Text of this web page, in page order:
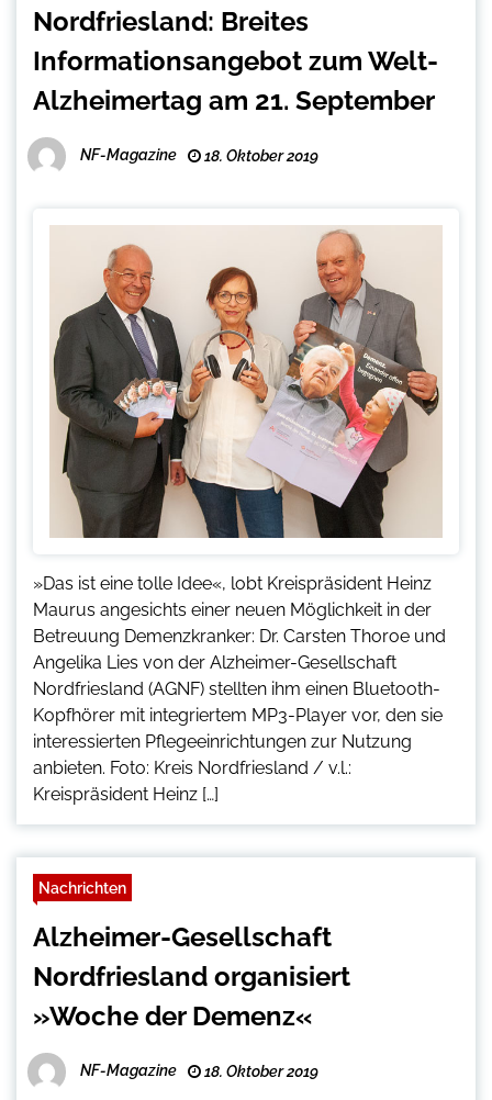
Nordfriesland: Breites
Informationsangebot zum Welt-
Alzheimertag am 21. September
NF-Magazine 18. Oktober 2019
»Das ist eine tolle Idee«, lobt Kreispräsident Heinz
Maurus angesichts einer neuen Möglichkeit in der
Betreuung Demenzkranker: Dr. Carsten Thoroe und
Angelika Lies von der Alzheimer-Gesellschaft
Nordfriesland (AGNF) stellten ihm einen Bluetooth-
Kopfhörer mit integriertem MP3-Player vor, den sie
interessierten Pflegeeinrichtungen zur Nutzung
anbieten. Foto: Kreis Nordfriesland / v.l.:
Kreispräsident Heinz […]
Nachrichten
Alzheimer-Gesellschaft
Nordfriesland organisiert
»Woche der Demenz«
NF-Magazine 18. Oktober 2019